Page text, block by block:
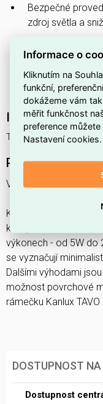
Bezpečné
zdroj světla a
vybavením stejné
Kompaktní
ideální pro
Interní název
TAVO LED DO 12W-NW
Podrobný popis
Vestavné svítidlo TAVO
Kanlux TAVO LED je
k dispozici ve dvou
výkonech - od 5W do
se vyznačují
Dalšími výhodami
možnost povrchové
rámečku Kanlux TAVO
DOSTUPNOST
Dostupnost
Informace o
Kliknutím na
funkční,
dokážeme vám
měřit funkčnost
preference
Nastavení cookies.